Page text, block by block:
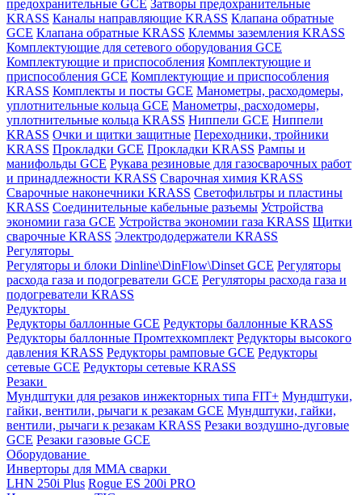
предохранительные GCE Затворы предохранительные
KRASS Каналы направляющие KRASS Клапана обратные
GCE Клапана обратные KRASS Клеммы заземления KRASS
Комплектующие для сетевого оборудования GCE
Комплектующие и приспособления Комплектующие и
приспособления GCE Комплектующие и приспособления
KRASS Комплекты и посты GCE Манометры, расходомеры,
уплотнительные кольца GCE Манометры, расходомеры,
уплотнительные кольца KRASS Ниппели GCE Ниппели
KRASS Очки и щитки защитные Переходники, тройники
KRASS Прокладки GCE Прокладки KRASS Рампы и
манифольды GCE Рукава резиновые для газосварочных работ
и принадлежности KRASS Сварочная химия KRASS
Сварочные наконечники KRASS Светофильтры и пластины
KRASS Соединительные кабельные разъемы Устройства
экономии газа GCE Устройства экономии газа KRASS Щитки
сварочные KRASS Электрододержатели KRASS
Регуляторы
Регуляторы и блоки Dinline\DinFlow\Dinset GCE Регуляторы
расхода газа и подогреватели GCE Регуляторы расхода газа и
подогреватели KRASS
Редукторы
Редукторы баллонные GCE Редукторы баллонные KRASS
Редукторы баллонные Промтехкомплект Редукторы высокого
давления KRASS Редукторы рамповые GCE Редукторы
сетевые GCE Редукторы сетевые KRASS
Резаки
Мундштуки для резаков инжекторных типа FIT+ Мундштуки,
гайки, вентили, рычаги к резакам GCE Мундштуки, гайки,
вентили, рычаги к резакам KRASS Резаки воздушно-дуговые
GCE Резаки газовые GCE
Оборудование
Инверторы для MMA сварки
LHN 250i Plus Rogue ES 200i PRO